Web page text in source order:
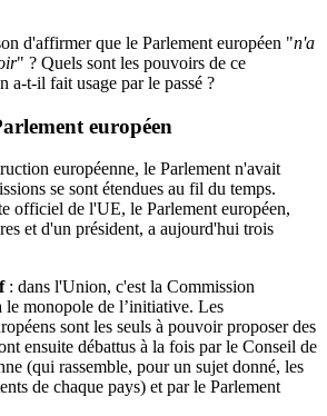
d'affirmer que le Parlement européen "n'a
" ? Quels sont les pouvoirs de ce
a-t-il fait usage par le passé ?
européen
européenne, le Parlement n'avait
se sont étendues au fil du temps.
officiel de l'UE, le Parlement européen,
et d'un président, a aujourd'hui trois
: dans l'Union, c'est la Commission
le monopole de l’initiative. Les
sont les seuls à pouvoir proposer des
ensuite débattus à la fois par le Conseil de
(qui rassemble, pour un sujet donné, les
de chaque pays) et par le Parlement